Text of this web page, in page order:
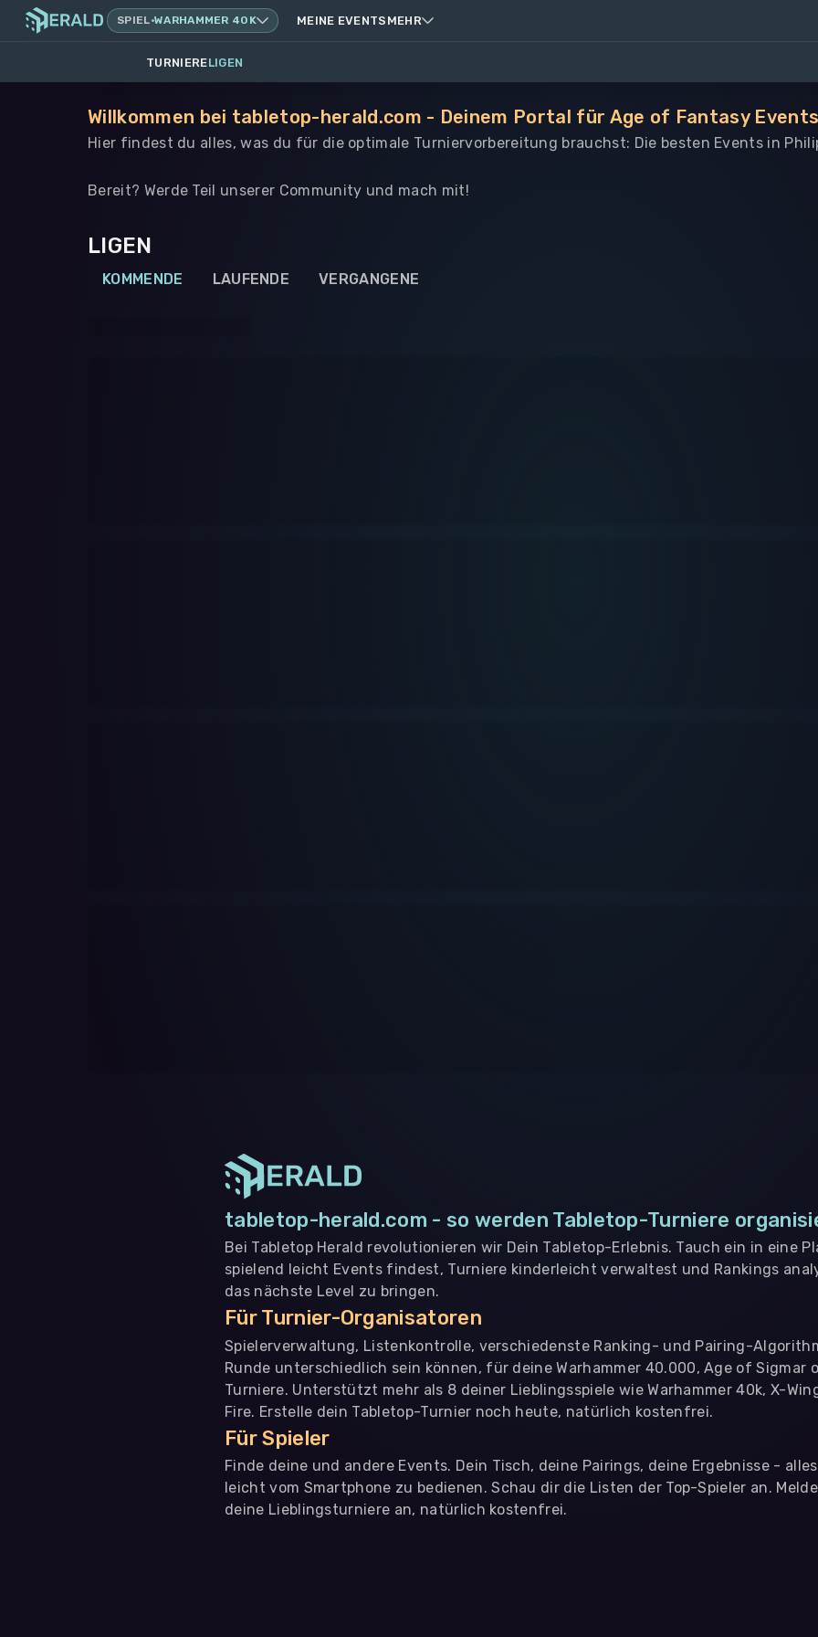
SPIEL·WARHAMMER 40K MEINE EVENTS MEHR
TURNIERELIGEN
Willkommen bei tabletop-herald.com - Deinem Portal für Age of Fantasy
Hier findest du alles, was du für die optimale Turniervorbereitung brauchst: Die besten Events in
Bereit? Werde Teil unserer Community und mach mit!
LIGEN
KOMMENDE LAUFENDE VERGANGENE
tabletop-herald.com - so werden Tabletop-Turniere
Bei Tabletop Herald revolutionieren wir Dein Tabletop-Erlebnis. Tauch ein in eine
spielend leicht Events findest, Turniere kinderleicht verwaltest und Rankings
das nächste Level zu bringen.
Für Turnier-Organisatoren
Spielerverwaltung, Listenkontrolle, verschiedenste Ranking- und Pairing-
Runde unterschiedlich sein können, für deine Warhammer 40.000, Age of Sigmar
Turniere. Unterstützt mehr als 8 deiner Lieblingsspiele wie Warhammer 40k, X-
Fire. Erstelle dein Tabletop-Turnier noch heute, natürlich kostenfrei.
Für Spieler
Finde deine und andere Events. Dein Tisch, deine Pairings, deine Ergebnisse -
leicht vom Smartphone zu bedienen. Schau dir die Listen der Top-Spieler an.
deine Lieblingsturniere an, natürlich kostenfrei.